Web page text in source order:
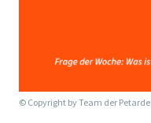
© Copyright byTeam der Petarde